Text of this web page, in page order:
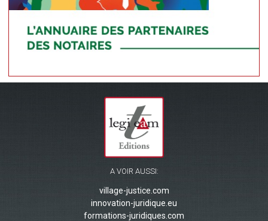
A VOIR AUSSI:
village-justice.com
innovation-juridique.eu
formations-juridiques.com